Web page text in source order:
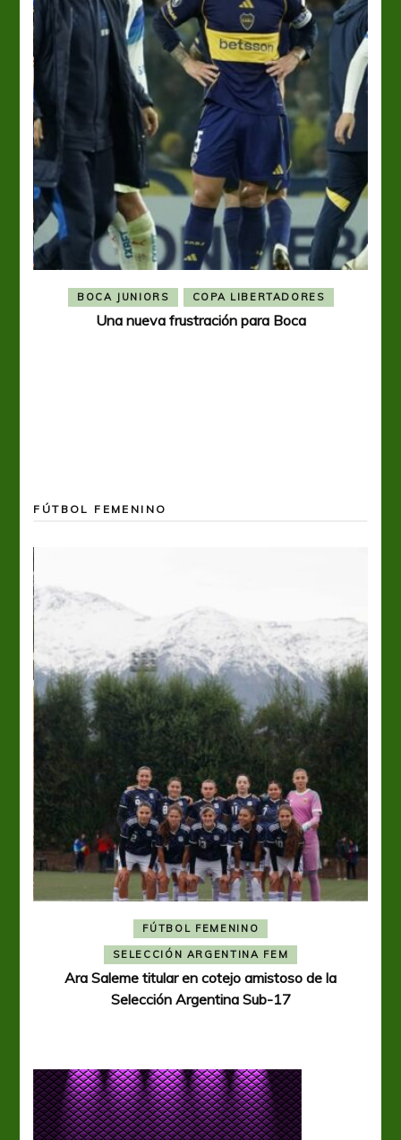
BOCA JUNIORS COPA LIBERTADORES
Una nueva frustración para Boca
FÚTBOL FEMENINO
FÚTBOL FEMENINO
SELECCIÓN ARGENTINA FEM
Ara Saleme titular en cotejo amistoso de la
Selección Argentina Sub-17